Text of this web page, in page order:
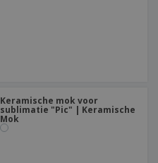
Keramische mok voor
sublimatie "Pic" | Keramische
Mok